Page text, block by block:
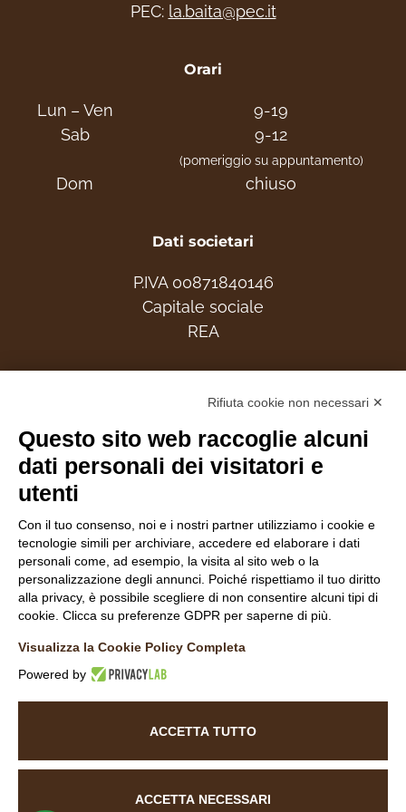
scegliere la casa ideale per la tua famiglia.
www.labaitacase.com
PEC: la.baita@pec.it
Orari
Lun – Ven
9-19
Sab
9-12
(pomeriggio su appuntamento)
Dom chiuso
Dati societari
P.IVA 00871840146
Capitale sociale
REA
INFORMATIVA CLIENTI
DICHIARAZIONE DI ACCESSIBILITÀ
©2026La Baita Case.All rights reserved. Powered by
Rifiuta cookie non necessari ✕
Questo sito web raccoglie alcuni
dati personali dei visitatori e
utenti
Con il tuo consenso, noi e i nostri partner utilizziamo i cookie e
tecnologie simili per archiviare, accedere ed elaborare i dati
personali come, ad esempio, la visita al sito web o la
personalizzazione degli annunci. Poiché rispettiamo il tuo diritto
alla privacy, è possibile scegliere di non consentire alcuni tipi di
cookie. Clicca su preferenze GDPR per saperne di più.
Visualizza la Cookie Policy Completa
Powered by
ACCETTA TUTTO
ACCETTA NECESSARI